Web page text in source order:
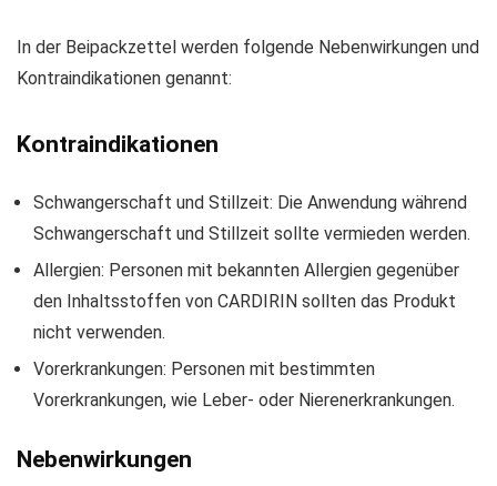
In der Beipackzettel werden folgende Nebenwirkungen und
Kontraindikationen genannt:
Kontraindikationen
Schwangerschaft und Stillzeit: Die Anwendung während
Schwangerschaft und Stillzeit sollte vermieden werden.
Allergien: Personen mit bekannten Allergien gegenüber
den Inhaltsstoffen von CARDIRIN sollten das Produkt
nicht verwenden.
Vorerkrankungen: Personen mit bestimmten
Vorerkrankungen, wie Leber- oder Nierenerkrankungen.
Nebenwirkungen